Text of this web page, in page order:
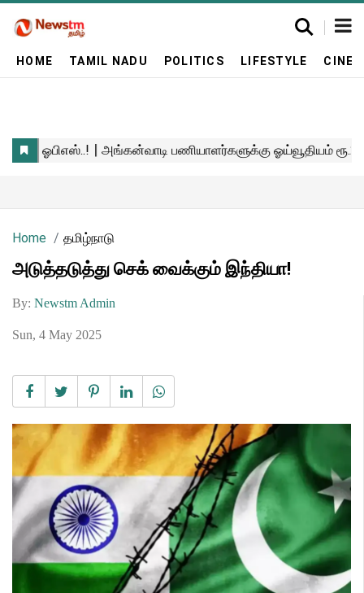
HOME TAMIL NADU POLITICS LIFESTYLE
Home தமிழ்நாடு
அடுத்தடுத்து செக் வைக்கும் இந்தியா!
By: Newstm Admin
Sun, 4 May 2025